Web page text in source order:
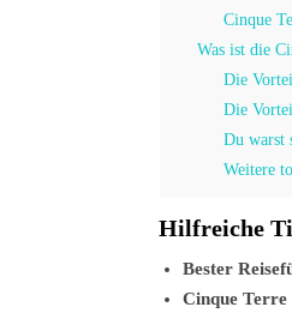
Cinque
Was ist die
Die
Die
Du warst
Weitere
Hilfreiche
Bester
Cinque